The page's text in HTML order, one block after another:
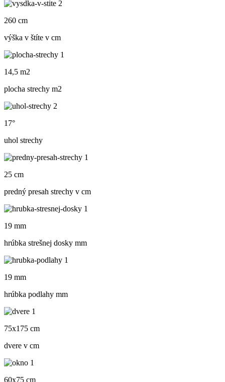
260 cm
výška v štíte v cm
14,5 m2
plocha strechy m2
17°
uhol strechy
25 cm
predný presah strechy v cm
19 mm
hrúbka strešnej dosky mm
19 mm
hrúbka podlahy mm
75x175 cm
dvere v cm
60x75 cm